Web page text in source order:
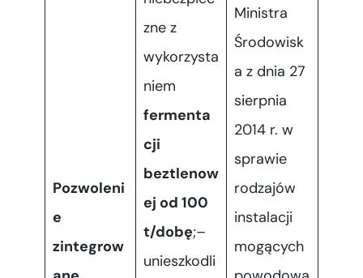
Pozwoleni
e
zintegrow
zne z
wykorzysta
niem
fermenta
cji
beztlenow
ej od 100
t/dobę;–
unieszkodli
Ministra
Środowisk
a z dnia 27
sierpnia
2014 r. w
sprawie
rodzajów
instalacji
mogących